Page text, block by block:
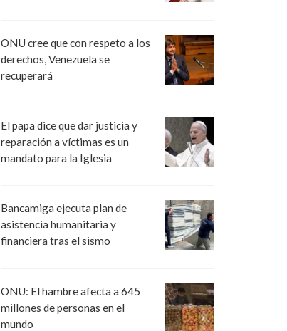
ONU cree que con respeto a los
derechos, Venezuela se
recuperará
El papa dice que dar justicia y
reparación a víctimas es un
mandato para la Iglesia
Bancamiga ejecuta plan de
asistencia humanitaria y
financiera tras el sismo
ONU: El hambre afecta a 645
millones de personas en el
mundo